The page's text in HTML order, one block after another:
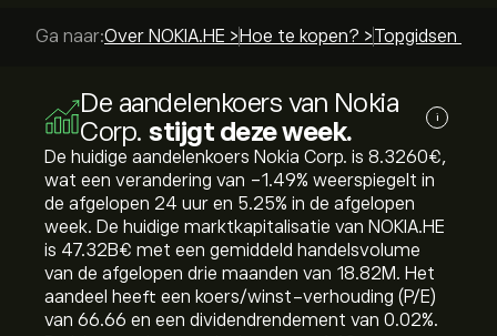
Ga naar:Over NOKIA.HE > Hoe te kopen? >Topgidsen >
De aandelenkoers van Nokia
Corp. stijgt deze week. i
De huidige aandelenkoers Nokia Corp. is 8.3260‎€‎,
wat een verandering van ‎-1.49‎% weerspiegelt in
de afgelopen 24 uur en ‎5.25‎% in de afgelopen
week. De huidige marktkapitalisatie van NOKIA.HE
is 47.32B‎€‎ met een gemiddeld handelsvolume
van de afgelopen drie maanden van 18.82M. Het
aandeel heeft een koers/winst-verhouding (P/E)
van 66.66 en een dividendrendement van 0.02%.